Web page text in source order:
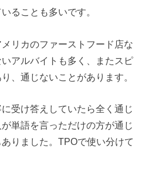
ることも多いです。
リカのファーストフード店な
アルバイトも多く、またスピ
、通じないことがあります。
受け答えしていたら全く通じ
単語を言っただけの方が通じ
りました。TPOで使い分けて